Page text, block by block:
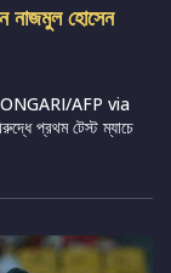
নাজমুল হোসেন
AFP via
প্রথম টেস্ট ম্যাচে